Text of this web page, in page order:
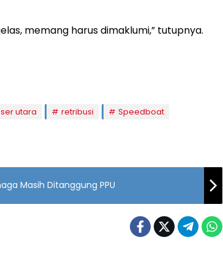
memang harus dimaklumi,” tutupnya.
utara retribusi
Speedboat
Masih Ditanggung PPU